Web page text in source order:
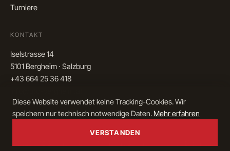
Turniere
KONTAKT
Iselstrasse 14
5101 Bergheim · Salzburg
+43 664 25 36 418
Diese Website verwendet keine Tracking-Cookies. Wir
speichern nur technisch notwendige Daten. Mehr erfahren
VERSTANDEN